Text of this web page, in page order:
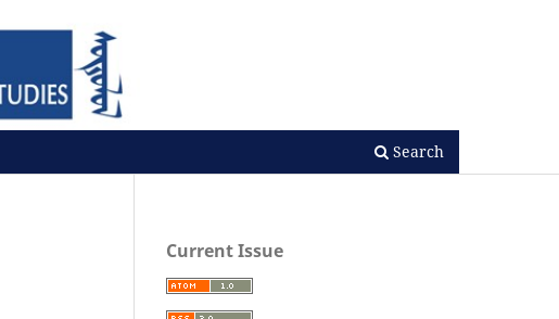
Search
Current Issue